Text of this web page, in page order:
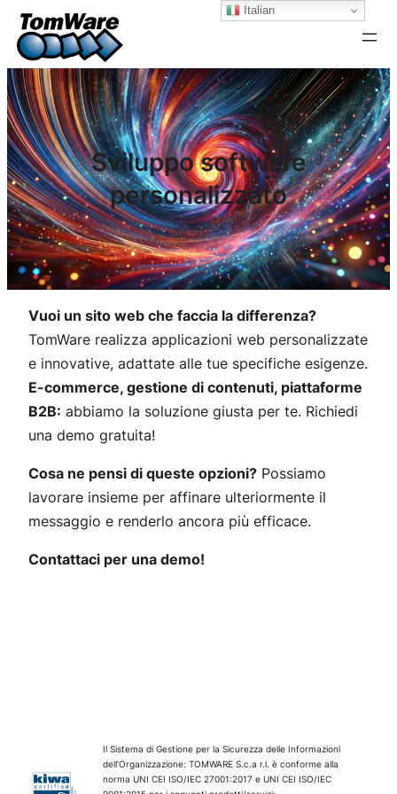
Skip
to
content
Sviluppo software
personalizzato
Vuoi un sito web che faccia la differenza?
TomWare realizza applicazioni web personalizzate
e innovative, adattate alle tue specifiche esigenze.
E-commerce, gestione di contenuti, piattaforme
B2B: abbiamo la soluzione giusta per te. Richiedi
una demo gratuita!
Cosa ne pensi di queste opzioni? Possiamo
lavorare insieme per affinare ulteriormente il
messaggio e renderlo ancora più efficace.
Contattaci per una demo!
Il Sistema di Gestione per la Sicurezza delle Informazioni
dell’Organizzazione: TOMWARE S.c.a r.l. è conforme alla
norma UNI CEI ISO/IEC 27001:2017 e UNI CEI ISO/IEC
Italian